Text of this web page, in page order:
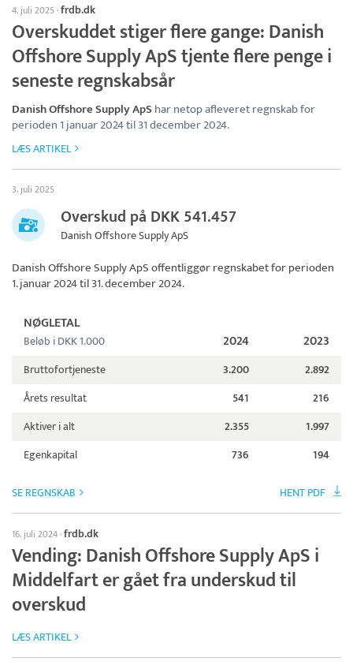
4. juli 2025·frdb.dk
Overskuddet stiger flere gange: Danish
Offshore Supply ApS tjente flere penge i
seneste regnskabsår
Danish Offshore Supply ApShar netop afleveret regnskab for
perioden 1 januar 2024 til 31 december 2024.
LÆS ARTIKEL
3. juli 2025
Overskud på DKK 541.457
Danish Offshore Supply ApS
Danish Offshore Supply ApSoffentliggør regnskabet for perioden
1. januar 2024 til 31. december 2024.
NØGLETAL
Beløb i DKK 1.000 2024 2023
Bruttofortjeneste 3.200
2.892
Årets resultat
541
216
Aktiver i alt
2.355
1.997
Egenkapital
736 194
SE REGNSKAB HENT PDF
16. juli 2024·frdb.dk
Vending: Danish Offshore Supply ApS i
Middelfart er gået fra underskud til
overskud
LÆS ARTIKEL